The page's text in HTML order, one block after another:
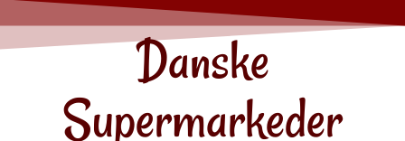
Danske
Supermarkeder